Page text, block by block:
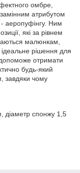
омбре,
атрибутом
- аеропуфінгу. Ним
які за рівнем
малюнкам,
рішення для
отримати
будь-який
завдяки чому
діаметр спонжу 1,5